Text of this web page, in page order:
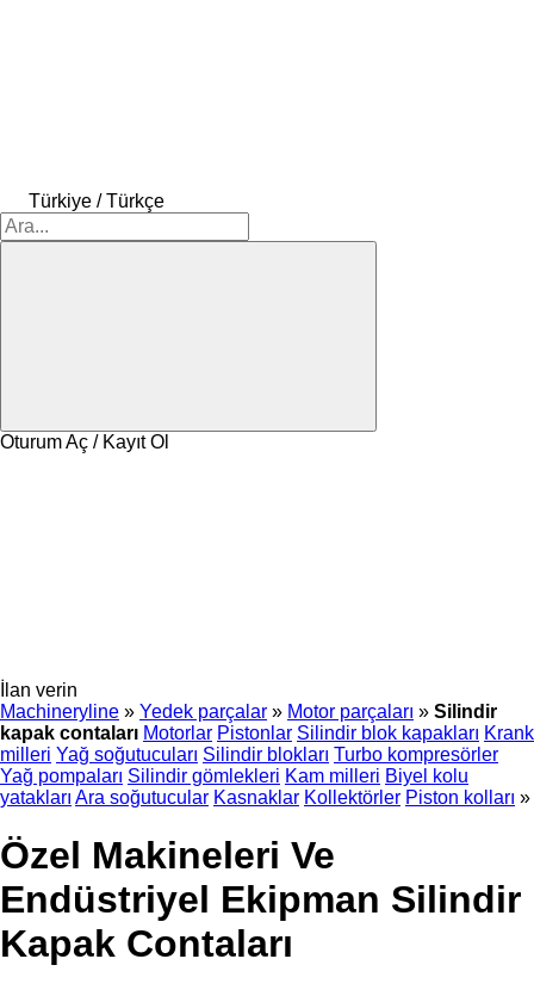
Türkiye / Türkçe
Oturum Aç / Kayıt Ol
İlan verin
Machineryline » Yedek parçalar » Motor parçaları » Silindir
kapak contaları Motorlar Pistonlar Silindir blok kapakları Krank
milleri Yağ soğutucuları Silindir blokları Turbo kompresörler
Yağ pompaları Silindir gömlekleri Kam milleri Biyel kolu
yatakları Ara soğutucular Kasnaklar Kollektörler Piston kolları »
Özel Makineleri Ve
Endüstriyel Ekipman Silindir
Kapak Contaları